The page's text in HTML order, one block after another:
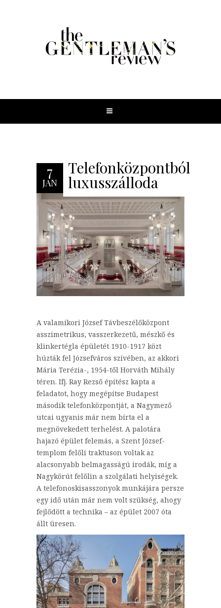
7
JAN
Telefonközpontból
luxusszálloda
A valamikori József Távbeszélőközpont
asszimetrikus, vasszerkezetű, mészkő és
klinkertégla épületét 1910-1917 közt
húzták fel Józsefváros szívében, az akkori
Mária Terézia-, 1954-től Horváth Mihály
téren. Ifj. Ray Rezső építész kapta a
feladatot, hogy megépítse Budapest
második telefonközpontját, a Nagymező
utcai ugyanis már nem bírta el a
megnövekedett terhelést. A palotára
hajazó épület felemás, a Szent József-
templom felőli traktuson voltak az
alacsonyabb belmagasságú irodák, míg a
Nagykörút felőlin a szolgálati helyiségek.
A telefonoskisasszonyok munkájára persze
egy idő után már nem volt szükség, ahogy
fejlődött a technika – az épület 2007 óta
állt üresen.